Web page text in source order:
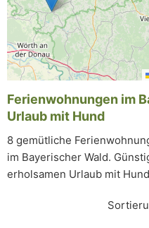
Ferienwohnungen im
Urlaub mit Hund
8 gemütliche
im Bayerischer Wald.
erholsamen Urlaub mit